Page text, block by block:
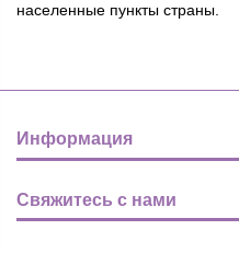
населенные пункты страны.
Информация
Свяжитесь с нами